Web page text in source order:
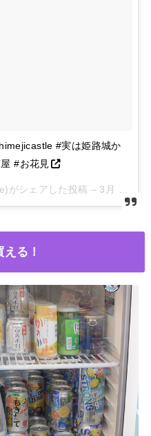
#実は姫路城か
#お花見
がシェアした投稿 – 3月 25, 2018 at 10:23午後 PDT
る！